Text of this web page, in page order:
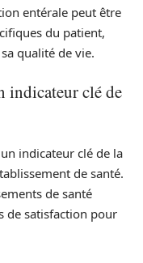
entérale peut être
du patient,
qualité de vie.
indicateur clé de
indicateur clé de la
de santé.
de santé
de satisfaction pour